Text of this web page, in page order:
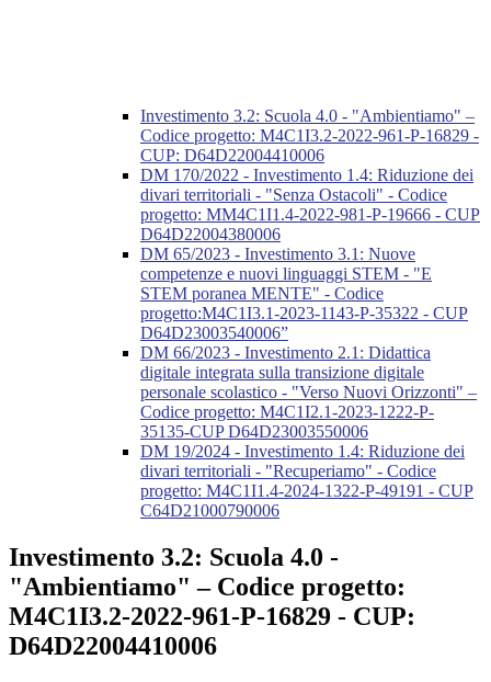
Investimento 3.2: Scuola 4.0 - "Ambientiamo" –
Codice progetto: M4C1I3.2-2022-961-P-16829 -
CUP: D64D22004410006
DM 170/2022 - Investimento 1.4: Riduzione dei
divari territoriali - "Senza Ostacoli" - Codice
progetto: MM4C1I1.4-2022-981-P-19666 - CUP
D64D22004380006
DM 65/2023 - Investimento 3.1: Nuove
competenze e nuovi linguaggi STEM - "E
STEM poranea MENTE" - Codice
progetto:M4C1I3.1-2023-1143-P-35322 - CUP
D64D23003540006”
DM 66/2023 - Investimento 2.1: Didattica
digitale integrata sulla transizione digitale
personale scolastico - "Verso Nuovi Orizzonti" –
Codice progetto: M4C1I2.1-2023-1222-P-
35135-CUP D64D23003550006
DM 19/2024 - Investimento 1.4: Riduzione dei
divari territoriali - "Recuperiamo" - Codice
progetto: M4C1I1.4-2024-1322-P-49191 - CUP
C64D21000790006
Investimento 3.2: Scuola 4.0 -
"Ambientiamo" – Codice progetto:
M4C1I3.2-2022-961-P-16829 - CUP:
D64D22004410006